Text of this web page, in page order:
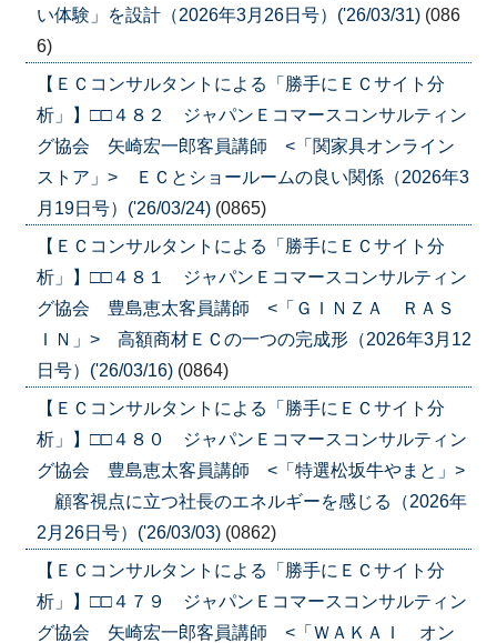
い体験」を設計（2026年3月26日号）('26/03/31) (086
6)
【ＥＣコンサルタントによる「勝手にＥＣサイト分
析」】□□４８２ ジャパンＥコマースコンサルティン
グ協会 矢崎宏一郎客員講師 <「関家具オンライン
ストア」> ＥＣとショールームの良い関係（2026年3
月19日号）('26/03/24) (0865)
【ＥＣコンサルタントによる「勝手にＥＣサイト分
析」】□□４８１ ジャパンＥコマースコンサルティン
グ協会 豊島恵太客員講師 <「ＧＩＮＺＡ ＲＡＳ
ＩＮ」> 高額商材ＥＣの一つの完成形（2026年3月12
日号）('26/03/16) (0864)
【ＥＣコンサルタントによる「勝手にＥＣサイト分
析」】□□４８０ ジャパンＥコマースコンサルティン
グ協会 豊島恵太客員講師 <「特選松坂牛やまと」>
顧客視点に立つ社長のエネルギーを感じる（2026年
2月26日号）('26/03/03) (0862)
【ＥＣコンサルタントによる「勝手にＥＣサイト分
析」】□□４７９ ジャパンＥコマースコンサルティン
グ協会 矢崎宏一郎客員講師 <「ＷＡＫＡＩ オン